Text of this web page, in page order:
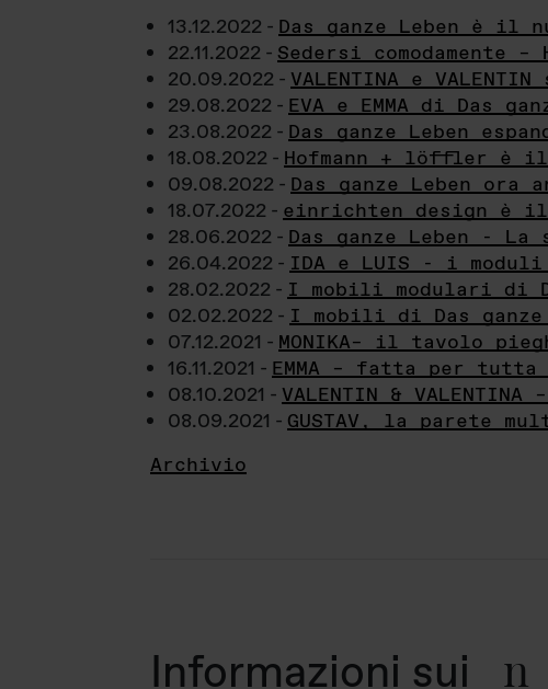
13.12.2022 - Das ganze Leben è il
22.11.2022 - Sedersi comodamente –
20.09.2022 - VALENTINA e
29.08.2022 - EVA e EMMA di Das
23.08.2022 - Das ganze Leben
18.08.2022 - Hofmann + löffler è il
09.08.2022 - Das ganze Leben ora
18.07.2022 - einrichten design è il
28.06.2022 - Das ganze Leben -
26.04.2022 - IDA e LUIS - i moduli
28.02.2022 - I mobili modulari di
02.02.2022 - I mobili di Das ganze
07.12.2021 - MONIKA– il tavolo
16.11.2021 - EMMA – fatta per
08.10.2021 - VALENTIN &
08.09.2021 - GUSTAV, la parete
Archivio
Informazioni sui